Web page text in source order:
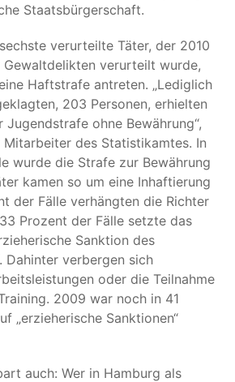
Staatsbürgerschaft.
verurteilte Täter, der 2010
Gewaltdelikten verurteilt wurde,
Haftstrafe antreten. „Lediglich
203 Personen, erhielten
ohne Bewährung“,
des Statistikamtes. In
wurde die Strafe zur Bewährung
kamen so um eine Inhaftierung
der Fälle verhängten die Richter
Prozent der Fälle setzte das
Sanktion des
Dahinter verbergen sich
oder die Teilnahme
2009 war noch in 41
„erzieherische Sanktionen“
auch: Wer in Hamburg als